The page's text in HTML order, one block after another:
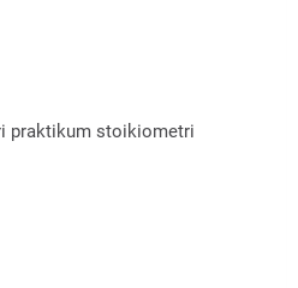
praktikum stoikiometri